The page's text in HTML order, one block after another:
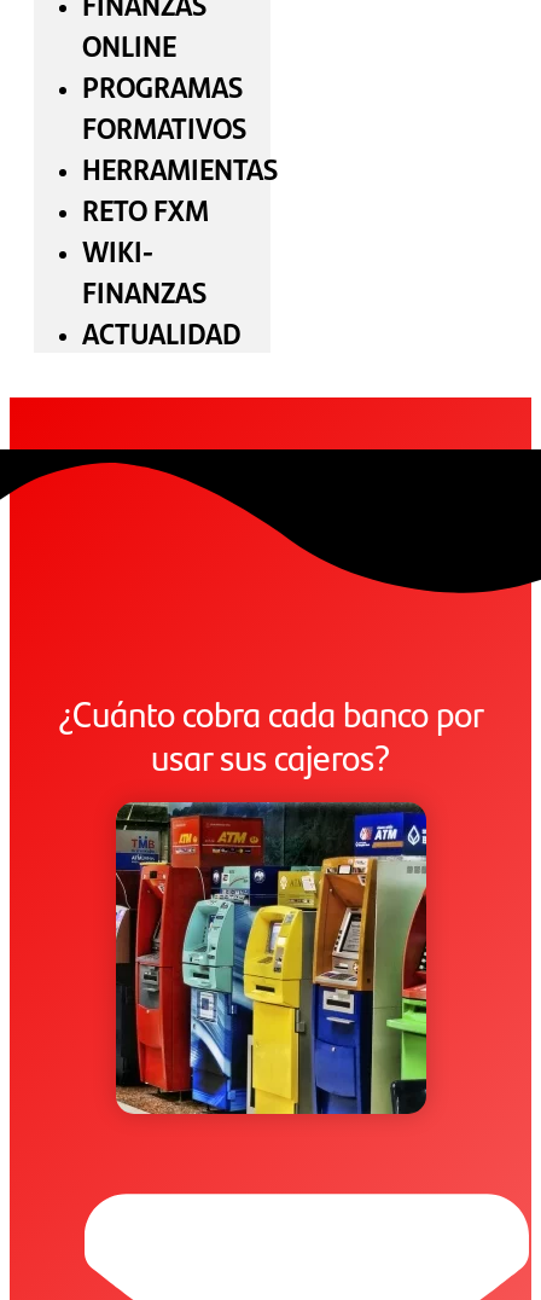
ONLINE
PROGRAMAS
FORMATIVOS
HERRAMIENTAS
RETO FXM
WIKI-
FINANZAS
ACTUALIDAD
¿Cuánto cobra cada banco por
usar sus cajeros?